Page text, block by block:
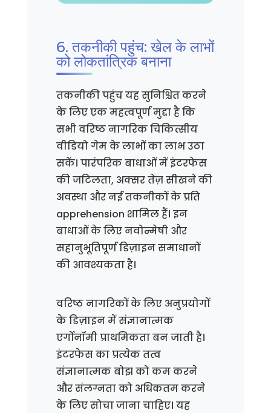
6. तकनीकी पहुंच: खेल के लाभों
को लोकतांत्रिक बनाना
तकनीकी पहुंच यह सुनिश्चित करने
के लिए एक महत्वपूर्ण मुद्दा है कि
सभी वरिष्ठ नागरिक चिकित्सीय
वीडियो गेम के लाभों का लाभ उठा
सकें। पारंपरिक बाधाओं में इंटरफेस
की जटिलता, अक्सर तेज़ सीखने की
अवस्था और नई तकनीकों के प्रति
apprehension शामिल हैं। इन
बाधाओं के लिए नवोन्मेषी और
सहानुभूतिपूर्ण डिज़ाइन समाधानों
की आवश्यकता है।
वरिष्ठ नागरिकों के लिए अनुप्रयोगों
के डिज़ाइन में संज्ञानात्मक
एर्गोनॉमी प्राथमिकता बन जाती है।
इंटरफेस का प्रत्येक तत्व
संज्ञानात्मक बोझ को कम करने
और संलग्नता को अधिकतम करने
के लिए सोचा जाना चाहिए। यह